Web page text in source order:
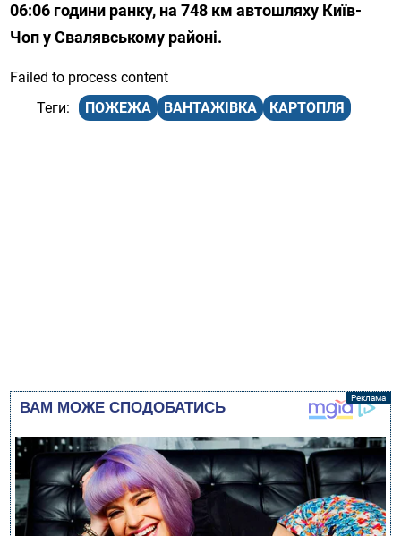
06:06 години ранку, на 748 км автошляху Київ-
Чоп у Свалявському районі.
Failed to process content
ПОЖЕЖА
ВАНТАЖІВКА КАРТОПЛЯ